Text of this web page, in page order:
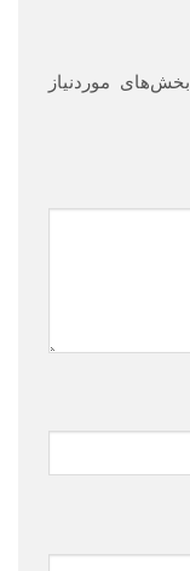
بخش‌های موردنیاز